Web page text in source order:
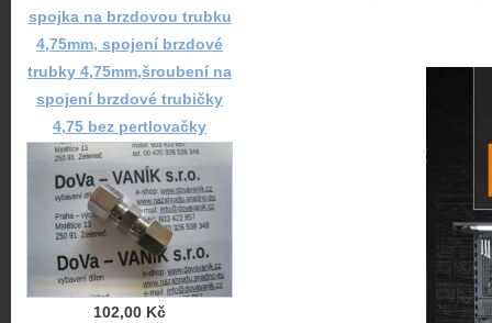
spojka na brzdovou trubku
4,75mm, spojení brzdové
trubky 4,75mm,šroubení na
spojení brzdové trubičky
4,75 bez pertlovačky
102,00 Kč